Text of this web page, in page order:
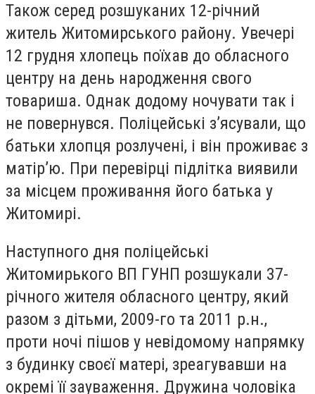
Також серед розшуканих 12-річний
житель Житомирського району. Увечері
12 грудня хлопець поїхав до обласного
центру на день народження свого
товариша. Однак додому ночувати так і
не повернувся. Поліцейські з’ясували, що
батьки хлопця розлучені, і він проживає з
матір’ю. При перевірці підлітка виявили
за місцем проживання його батька у
Житомирі.
Наступного дня поліцейські
Житомирького ВП ГУНП розшукали 37-
річного жителя обласного центру, який
разом з дітьми, 2009-го та 2011 р.н.,
проти ночі пішов у невідомому напрямку
з будинку своєї матері, зреагувавши на
окремі її зауваження. Дружина чоловіка